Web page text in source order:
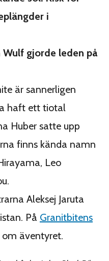
i
Wulf gjorde leden på
är sannerligen
haft ett tiotal
Huber satte upp
finns kända namn
Leo
Aleksej Jaruta
På Granitbitens
äventyret.